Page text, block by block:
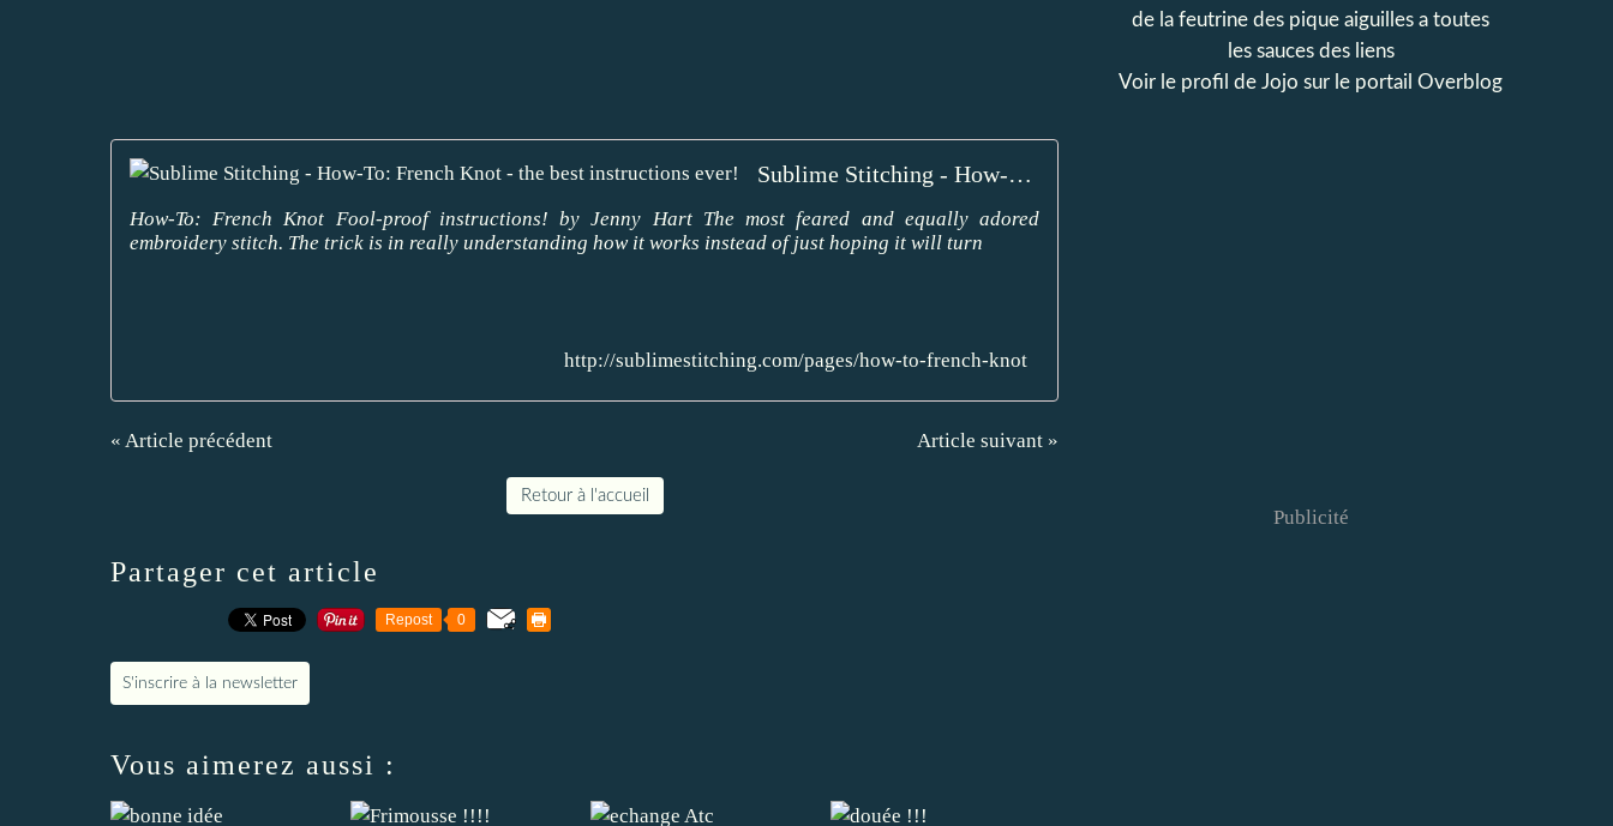
Sublime Stitching - How-To: French Knot - the best instructions ever!
How-To: French Knot Fool-proof instructions! by Jenny Hart The most feared and equally adored
embroidery stitch. The trick is in really understanding how it works instead of just hoping it will turn
http://sublimestitching.com/pages/how-to-french-knot
« Article précédent Article suivant »
Retour à l'accueil
Partager cet article
Repost 0
S'inscrire à la newsletter
Vous aimerez aussi :
de la feutrine des pique aiguilles a toutes
les sauces des liens
Voir le profil de Jojo sur le portail Overblog
Publicité